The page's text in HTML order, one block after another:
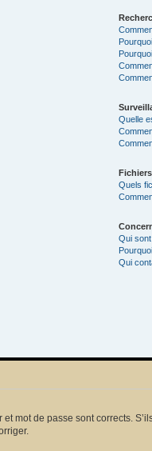
Quelle
Quels
Qui
Qui
mot de passe sont corrects.